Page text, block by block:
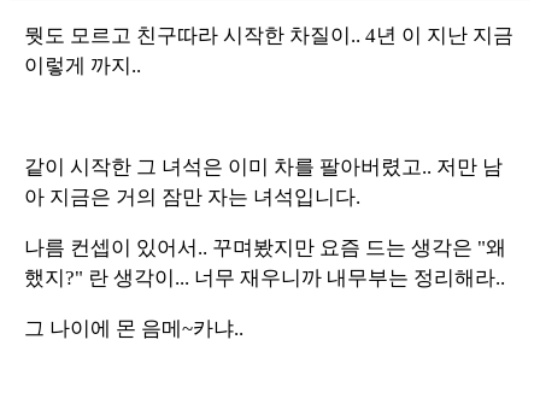
뭣도 모르고 친구따라 시작한 차질이.. 4년 이 지난 지금
이렇게 까지..
같이 시작한 그 녀석은 이미 차를 팔아버렸고.. 저만 남
아 지금은 거의 잠만 자는 녀석입니다.
나름 컨셉이 있어서.. 꾸며봤지만 요즘 드는 생각은 "왜
했지?" 란 생각이... 너무 재우니까 내무부는 정리해라..
그 나이에 몬 음메~카냐..